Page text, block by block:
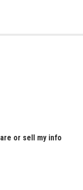
or sell my info